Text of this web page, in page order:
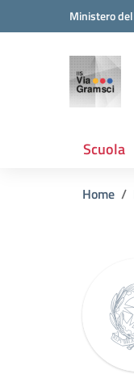
Vai ai contenuti
Vai al menu diMinistero
Scuola
Home